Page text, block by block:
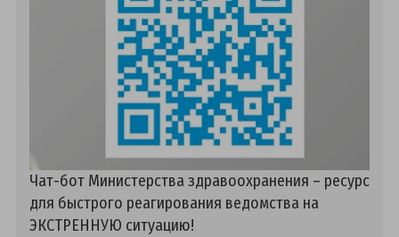
Чат-бот Министерства здравоохранения – ресурс
для быстрого реагирования ведомства на
ЭКСТРЕННУЮ ситуацию!